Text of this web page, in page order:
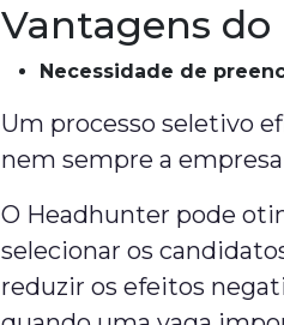
Vantagens do
Necessidade de
Um processo seletivo
nem sempre a
O Headhunter pode
selecionar os
reduzir os efeitos